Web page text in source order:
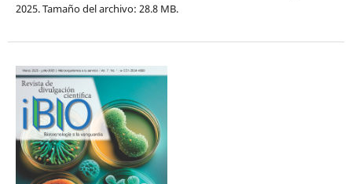
2025. Tamaño del archivo: 28.8 MB.